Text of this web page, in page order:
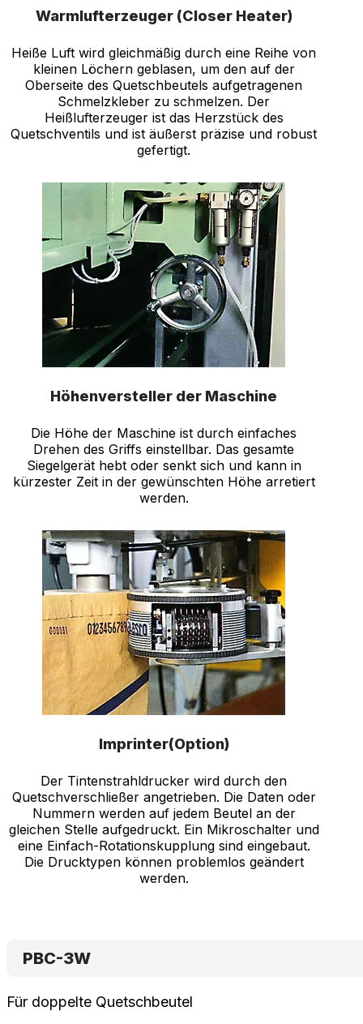
Warmlufterzeuger (Closer Heater)
Heiße Luft wird gleichmäßig durch eine Reihe von
kleinen Löchern geblasen, um den auf der
Oberseite des Quetschbeutels aufgetragenen
Schmelzkleber zu schmelzen. Der
Heißlufterzeuger ist das Herzstück des
Quetschventils und ist äußerst präzise und robust
gefertigt.
Höhenversteller der Maschine
Die Höhe der Maschine ist durch einfaches
Drehen des Griffs einstellbar. Das gesamte
Siegelgerät hebt oder senkt sich und kann in
kürzester Zeit in der gewünschten Höhe arretiert
werden.
Imprinter(Option)
Der Tintenstrahldrucker wird durch den
Quetschverschließer angetrieben. Die Daten oder
Nummern werden auf jedem Beutel an der
gleichen Stelle aufgedruckt. Ein Mikroschalter und
eine Einfach-Rotationskupplung sind eingebaut.
Die Drucktypen können problemlos geändert
werden.
PBC-3W
Für doppelte Quetschbeutel